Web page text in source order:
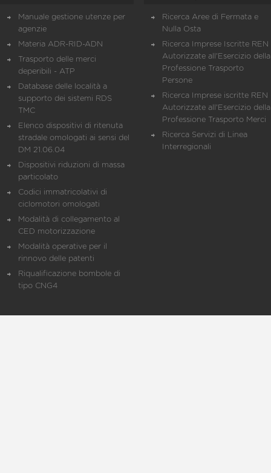
Manuale gestione utenze per
agenzie
Materia ADR-RID-ADN
Trasporto delle merci
deperibili - ATP
Database delle località a
supporto dei sistemi RDS
TMC
Elenco dispositivi di ritenuta
stradale omologati ai sensi del
DM 21.06.04
Dispositivi riduzioni di massa
particolato
Codici immatricolativi di
ciclomotori omologati
Modalità di collegamento al
CED motorizzazione
Modalità operative per il
rinnovo delle patenti
Riqualificazione bombole di
tipo CNG4
Ricerca Aree di Fermata e
Nulla Osta
Ricerca Imprese Iscritte REN
Autorizzate all'Esercizio della
Professione Trasporto
Persone
Ricerca Imprese iscritte REN
Autorizzate all'Esercizio della
Professione Trasporto Merci
Ricerca Servizi di Linea
Interregionali